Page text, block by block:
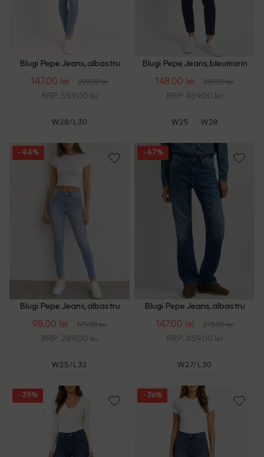
Blugi Pepe Jeans, albastru
147.00 lei 299.00 lei
RRP: 559.00 lei
W28/L30
Blugi Pepe Jeans, bleumarin
148.00 lei 289.00 lei
RRP: 469.00 lei
W25 W28
- 44%
Blugi Pepe Jeans, albastru
98.00 lei 175.00 lei
RRP: 289.00 lei
W25/L32
- 47%
Blugi Pepe Jeans, albastru
147.00 lei 275.00 lei
RRP: 459.00 lei
W27/L30
- 39% - 36%